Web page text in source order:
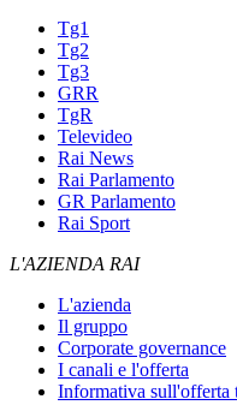
Tg1
Tg2
Tg3
GRR
TgR
Televideo
Rai News
Rai Parlamento
GR Parlamento
Rai Sport
L'AZIENDA RAI
L'azienda
Il gruppo
Corporate governance
I canali e l'offerta
Informativa sull'offerta